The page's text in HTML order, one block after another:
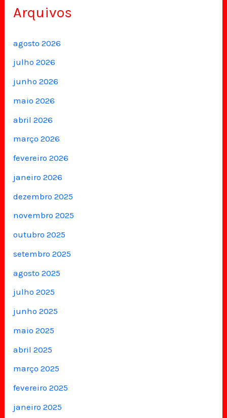
Arquivos
agosto 2026
julho 2026
junho 2026
maio 2026
abril 2026
março 2026
fevereiro 2026
janeiro 2026
dezembro 2025
novembro 2025
outubro 2025
setembro 2025
agosto 2025
julho 2025
junho 2025
maio 2025
abril 2025
março 2025
fevereiro 2025
janeiro 2025